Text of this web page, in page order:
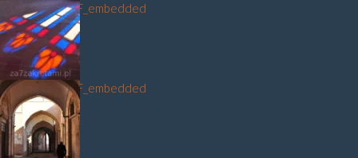
DSC_3351_NEF_embedded
DSC_3479_NEF_embedded